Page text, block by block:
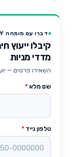
דברו עם מומחה SAVEY
קיבלו ייעוץ
מדדי מניות
השאירו פרטים — יועץ
שם מלא *
טלפון נייד *